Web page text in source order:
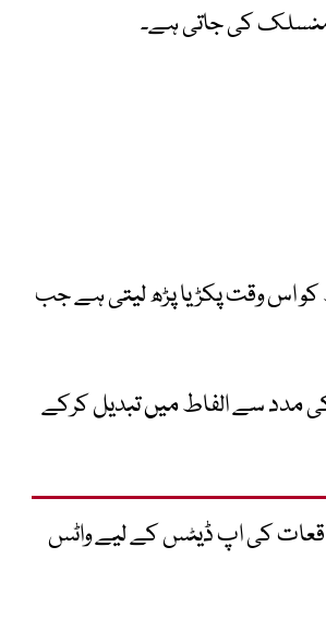
منسلک کی جاتی ہے۔
کو اس وقت پکڑ یا پڑھ لیتی ہے جب
مدد سے الفاط میں تبدیل کرکے
واقعات کی اپ ڈیٹس کے لیے واٹس